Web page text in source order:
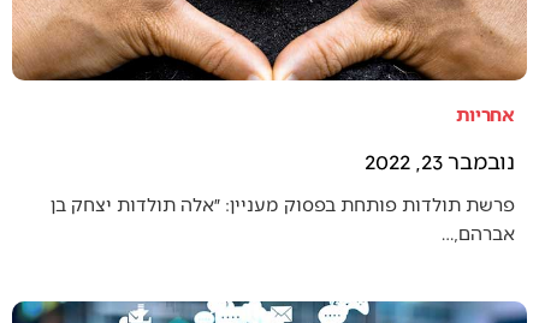
אחריות
נובמבר 23, 2022
פרשת תולדות פותחת בפסוק מעניין: ״אלה תולדות יצחק בן
אברהם,…